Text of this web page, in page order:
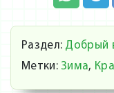
Раздел: Добрый
Метки: Зима,